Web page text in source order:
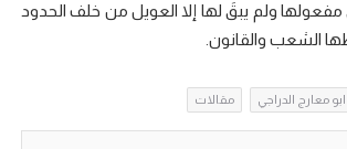
مفعولها ولم يبقَ لها إلا العويل من خلف الحدود
الشعب والقانون.
معارج الدراجي مقالات